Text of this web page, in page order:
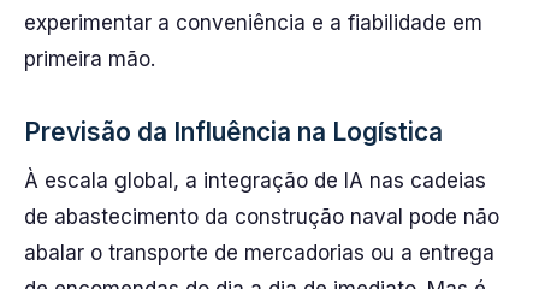
experimentar a conveniência e a fiabilidade em
primeira mão.
Previsão da Influência na Logística
À escala global, a integração de IA nas cadeias
de abastecimento da construção naval pode não
abalar o transporte de mercadorias ou a entrega